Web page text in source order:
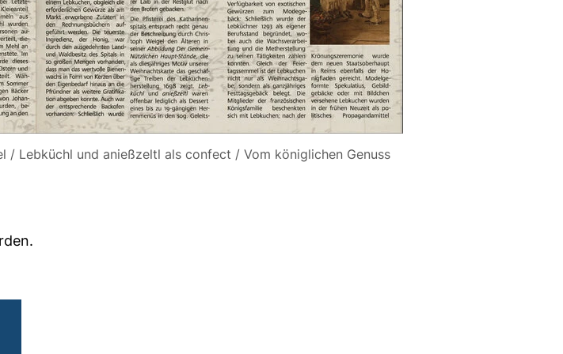
/ Lebküchl und anießzeltl als confect / Vom königlichen Genuss